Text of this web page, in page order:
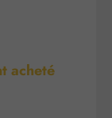
acheté